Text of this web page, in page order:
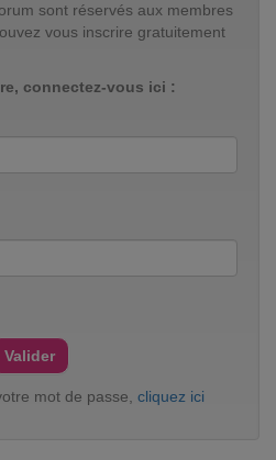
sont réservés aux membres
vous inscrire gratuitement
connectez-vous ici :
mot de passe, cliquez ici